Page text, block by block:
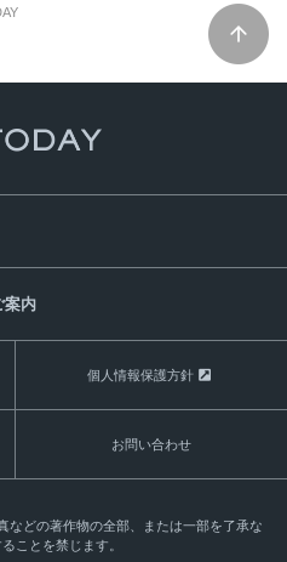
案内
個人情報保護方針
お問い合わせ
などの著作物の全部、または一部を了承な
ことを禁じます。